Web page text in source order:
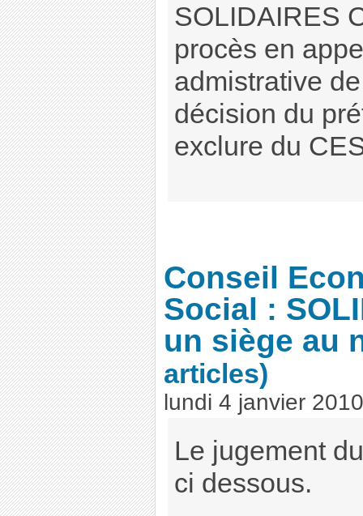
SOLIDAIRES
procès en
admistrative
décision du
exclure du
Conseil
Social :
un siège au
articles)
lundi 4 janvier 2010
Le jugement
ci dessous.